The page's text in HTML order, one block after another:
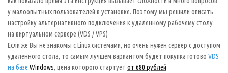
у малоопытных пользователей в установке. Поэтому мы решили описать
настройку альтернативного подключения к удаленному рабочему столу
на виртуальном сервере (VDS / VPS)
Если же Вы не знакомы с Linux системами, но очень нужен сервер с доступом
удаленного стола, то самым лучшем вариантом будет покупка готово VDS
на базе Windows, цена которого стартует от 680 рублей